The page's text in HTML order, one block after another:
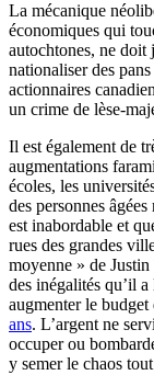
La mécanique
économiques qui
autochtones, ne doit
nationaliser des
actionnaires
un crime de lèse-
Il est également de
augmentations
écoles, les
des personnes
est inabordable et
rues des grandes
moyenne » de
des inégalités qu’il
augmenter le budget
ans. L’argent ne
occuper ou
y semer le chaos